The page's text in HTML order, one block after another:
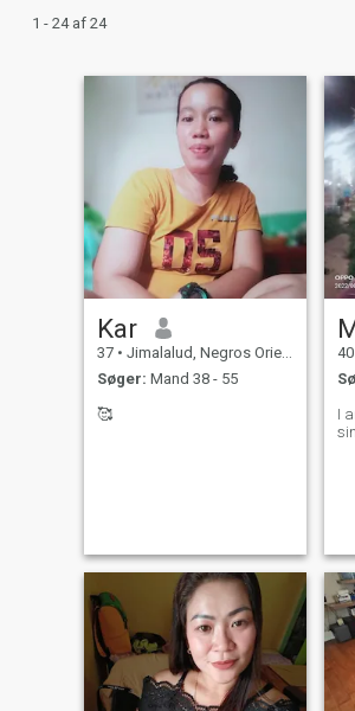
1 - 24 af 24
Kar
37 • Jimalalud, Negros Oriental, Filippinerne
Søger: Mand 38 - 55
🥰
40
I